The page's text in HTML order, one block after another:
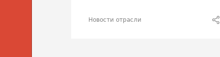
Новости отрасли